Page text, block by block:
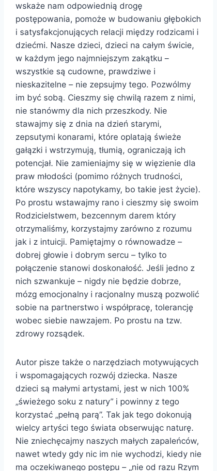
wskaże nam odpowiednią drogę
postępowania, pomoże w budowaniu głębokich
i satysfakcjonujących relacji między rodzicami i
dziećmi. Nasze dzieci, dzieci na całym świcie,
w każdym jego najmniejszym zakątku –
wszystkie są cudowne, prawdziwe i
nieskazitelne – nie zepsujmy tego. Pozwólmy
im być sobą. Cieszmy się chwilą razem z nimi,
nie stanówmy dla nich przeszkody. Nie
stawajmy się z dnia na dzień starymi,
zepsutymi konarami, które oplatają świeże
gałązki i wstrzymują, tłumią, ograniczają ich
potencjał. Nie zamieniajmy się w więzienie dla
praw młodości (pomimo różnych trudności,
które wszyscy napotykamy, bo takie jest życie).
Po prostu wstawajmy rano i cieszmy się swoim
Rodzicielstwem, bezcennym darem który
otrzymaliśmy, korzystajmy zarówno z rozumu
jak i z intuicji. Pamiętajmy o równowadze –
dobrej głowie i dobrym sercu – tylko to
połączenie stanowi doskonałość. Jeśli jedno z
nich szwankuje – nigdy nie będzie dobrze,
mózg emocjonalny i racjonalny muszą pozwolić
sobie na partnerstwo i współpracę, tolerancję
wobec siebie nawzajem. Po prostu na tzw.
zdrowy rozsądek.
Autor pisze także o narzędziach motywujących
i wspomagających rozwój dziecka. Nasze
dzieci są małymi artystami, jest w nich 100%
„świeżego soku z natury” i powinny z tego
korzystać „pełną parą”. Tak jak tego dokonują
wielcy artyści tego świata obserwując naturę.
Nie zniechęcajmy naszych małych zapaleńców,
nawet wtedy gdy nic im nie wychodzi, kiedy nie
ma oczekiwanego postępu – „nie od razu Rzym